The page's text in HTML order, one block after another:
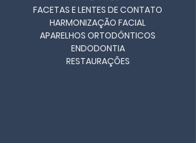
FACETAS E LENTES DE CONTATO
HARMONIZAÇÃO FACIAL
APARELHOS ORTODÔNTICOS
ENDODONTIA
RESTAURAÇÕES